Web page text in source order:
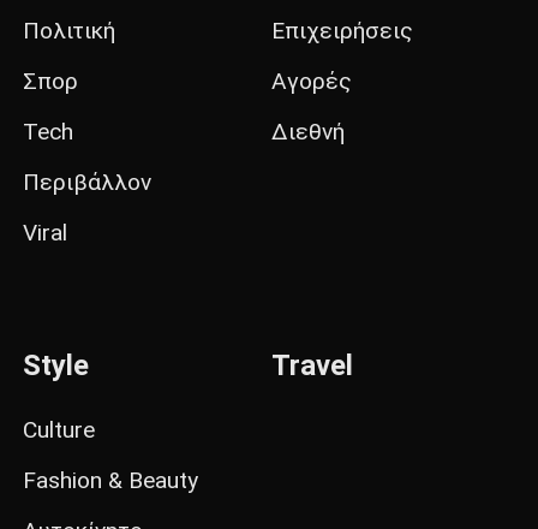
Πολιτική
Σπορ
Tech
Περιβάλλον
Viral
Επιχειρήσεις
Αγορές
Διεθνή
Style
Culture
Fashion & Beauty
Travel